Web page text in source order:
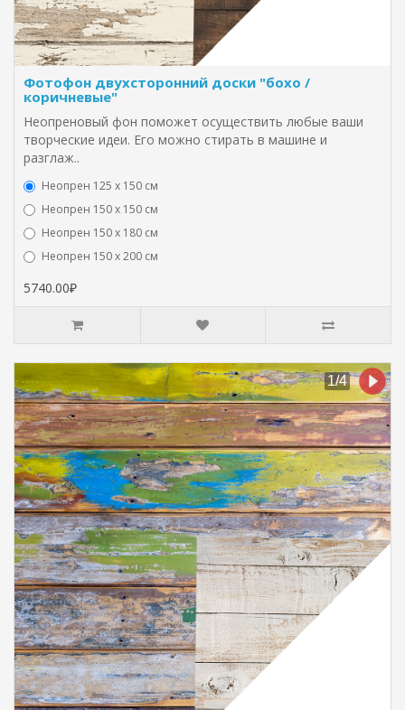
Фотофон двухсторонний доски "бохо /
коричневые"
Неопреновый фон поможет осуществить любые ваши
творческие идеи. Его можно стирать в машине и
разглаж..
Неопрен 125 х 150 см
Неопрен 150 х 150 см
Неопрен 150 х 180 см
Hеопрен 150 х 200 см
5740.00₽